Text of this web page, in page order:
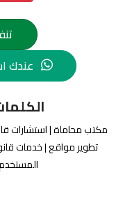
عندك
مكتب محاماة | استشارات
تطوير مواقع | خدمات